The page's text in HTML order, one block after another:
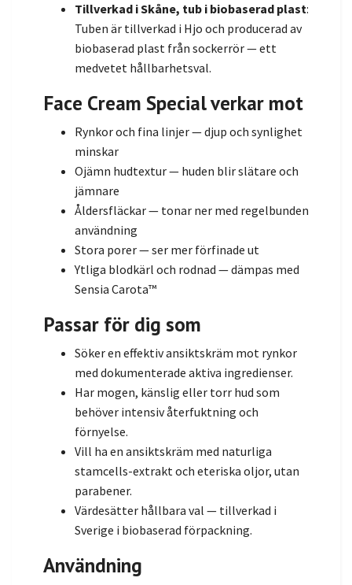
Tillverkad i Skåne, tub i biobaserad plast:
Tuben är tillverkad i Hjo och producerad av
biobaserad plast från sockerrör — ett
medvetet hållbarhetsval.
Face Cream Special verkar mot
Rynkor och fina linjer — djup och synlighet
minskar
Ojämn hudtextur — huden blir slätare och
jämnare
Åldersfläckar — tonar ner med regelbunden
användning
Stora porer — ser mer förfinade ut
Ytliga blodkärl och rodnad — dämpas med
Sensia Carota™
Passar för dig som
Söker en effektiv ansiktskräm mot rynkor
med dokumenterade aktiva ingredienser.
Har mogen, känslig eller torr hud som
behöver intensiv återfuktning och
förnyelse.
Vill ha en ansiktskräm med naturliga
stamcells-extrakt och eteriska oljor, utan
parabener.
Värdesätter hållbara val — tillverkad i
Sverige i biobaserad förpackning.
Användning